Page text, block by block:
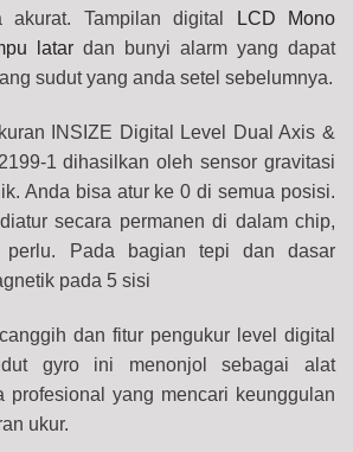
akurat. Tampilan digital
LCD Mono
latar dan bunyi alarm yang dapat
sudut yang anda setel sebelumnya.
INSIZE Digital Level Dual Axis &
1 dihasilkan oleh sensor gravitasi
Anda bisa atur ke 0 di semua posisi.
secara permanen di dalam chip,
Pada bagian tepi dan dasar
pada 5 sisi
dan fitur pengukur level digital
gyro ini menonjol sebagai alat
profesional yang mencari keunggulan
ukur.